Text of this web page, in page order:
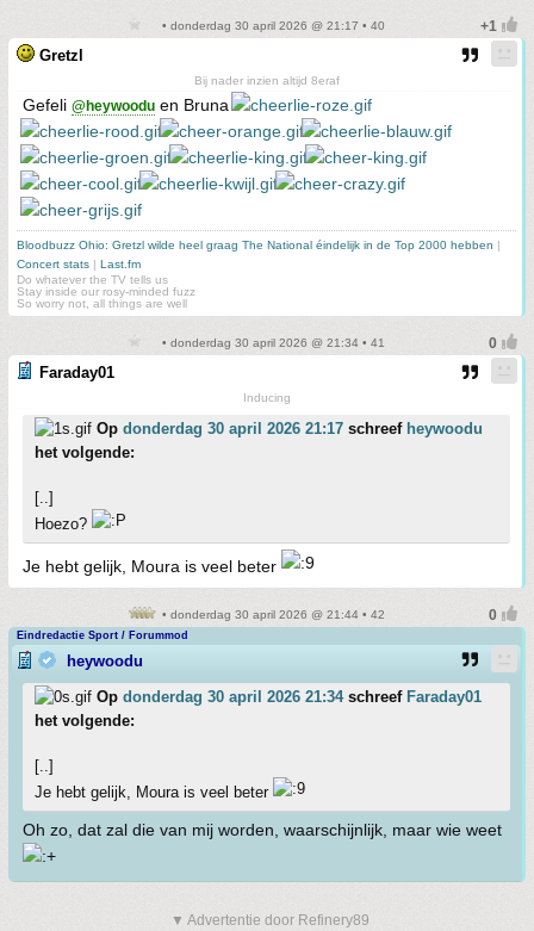
• donderdag 30 april 2026 @ 21:17 • 40
Gretzl
Bij nader inzien altijd 8eraf
Gefeli @heywoodu en Bruna
Bloodbuzz Ohio: Gretzl wilde heel graag The National éindelijk in de Top 2000 hebben |
Concert stats | Last.fm
Do whatever the TV tells us
Stay inside our rosy-minded fuzz
So worry not, all things are well
• donderdag 30 april 2026 @ 21:34 • 41
Faraday01
Inducing
Op donderdag 30 april 2026 21:17 schreef heywoodu
het volgende:
[..]
Hoezo?
Je hebt gelijk, Moura is veel beter
• donderdag 30 april 2026 @ 21:44 • 42
Eindredactie Sport / Forummod
heywoodu
Op donderdag 30 april 2026 21:34schreef Faraday01
het volgende:
[..]
Je hebt gelijk, Moura is veel beter
Oh zo, dat zal die van mij worden, waarschijnlijk, maar wie weet
▼ Advertentie door Refinery89